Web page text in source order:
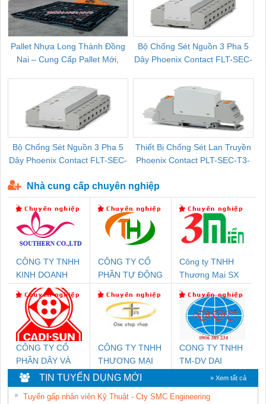
Pallet Nhựa Long Thành Đồng
Nai – Cung Cấp Pallet Mới,
Bộ Chống Sét Nguồn 3 Pha 5
Dây Phoenix Contact FLT-SEC-
Bộ Chống Sét Nguồn 3 Pha 5
Dây Phoenix Contact FLT-SEC-
Thiết Bị Chống Sét Lan Truyền
Phoenix Contact PLT-SEC-T3-
Nhà cung cấp chuyên nghiệp
CÔNG TY TNHH
KINH DOANH
DỊCH VỤ XNK
PHƯƠNG NAM
CÔNG TY CỔ
PHẦN TỰ ĐỘNG
Công ty TNHH
Thương Mại SX
CÔNG TY CỔ
PHẦN DÂY VÀ
CÁP ĐIỆN
THƯỢNG ĐÌNH
CÔNG TY TNHH
THƯƠNG MẠI
THIÊN ÂN VIỆT
NAM
CONG TY TNHH
TM-DV DAI
DONG THANH
TIN TUYỂN DỤNG MỚI » Xem tất cả
Tuyển gấp nhân viên Kỹ Thuật - Cty SMC Engineering